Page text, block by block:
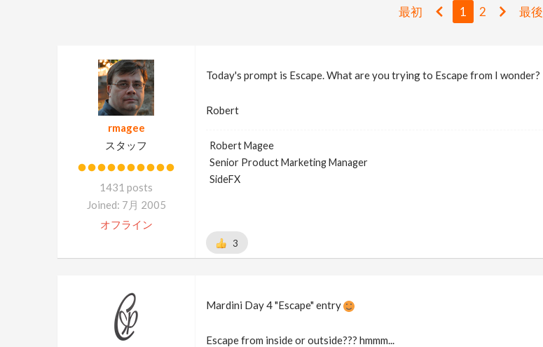
最初 1 2 最後
rmagee
スタッフ
1431 posts
Joined: 7月 2005
オフライン
Today's prompt is Escape. What are you trying to Escape from I wonder?
Robert
Robert Magee
Senior Product Marketing Manager
SideFX
3
Mardini Day 4 "Escape" entry
Escape from inside or outside??? hmmm...